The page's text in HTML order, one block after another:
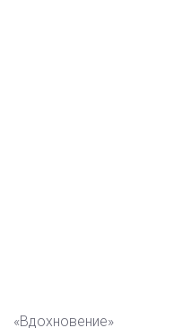
«Вдохновение»